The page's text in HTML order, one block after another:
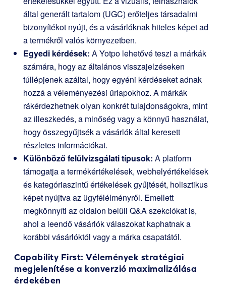
által generált tartalom (UGC) erőteljes társadalmi
bizonyítékot nyújt, és a vásárlóknak hiteles képet ad
a termékről valós környezetben.
Egyedi kérdések: A Yotpo lehetővé teszi a márkák
számára, hogy az általános visszajelzéseken
túllépjenek azáltal, hogy egyéni kérdéseket adnak
hozzá a véleményezési űrlapokhoz. A márkák
rákérdezhetnek olyan konkrét tulajdonságokra, mint
az illeszkedés, a minőség vagy a könnyű használat,
hogy összegyűjtsék a vásárlók által keresett
részletes információkat.
Különböző felülvizsgálati típusok: A platform
támogatja a termékértékelések, webhelyértékelések
és kategóriaszintű értékelések gyűjtését, holisztikus
képet nyújtva az ügyfélélményről. Emellett
megkönnyíti az oldalon belüli Q&A szekciókat is,
ahol a leendő vásárlók válaszokat kaphatnak a
korábbi vásárlóktól vagy a márka csapatától.
Capability First: Vélemények stratégiai
megjelenítése a konverzió maximalizálása
érdekében